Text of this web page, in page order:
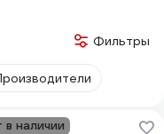
Фильтры
в наличии